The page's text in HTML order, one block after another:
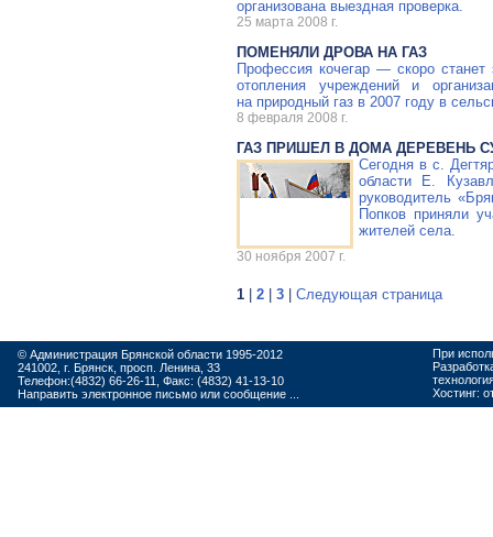
организована выездная проверка.
25 марта 2008 г.
ПОМЕНЯЛИ ДРОВА НА ГАЗ
Профессия кочегар — скоро станет
отопления учреждений и
на природный газ в 2007 году в
8 февраля 2008 г.
ГАЗ ПРИШЕЛ В ДОМА ДЕРЕВЕНЬ
Сегодня в с.
области Е.
руководитель
Попков приняли
жителей села.
30 ноября 2007 г.
1 2 3 Следующая страница
© Администрация Брянской области 1995-2012
241002, г. Брянск, просп. Ленина, 33
Телефон:(4832) 66-26-11, Факс: (4832) 41-13-10
Направить электронное письмо или сообщение ...
При
Хостинг: